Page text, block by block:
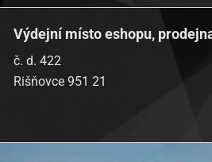
Výdejní místo eshopu,
č. d. 422
Rišňovce 951 21